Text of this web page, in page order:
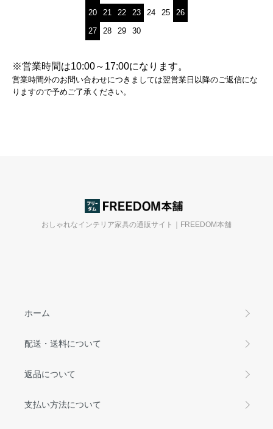
20
21 22 23 24 25
26
27
28 29 30
※営業時間は10:00～17:00になります。
営業時間外のお問い合わせにつきましては翌営業日以降のご返信にな
りますので予めご了承ください。
おしゃれなインテリア家具の通販サイト｜FREEDOM本舗
ホーム
配送・送料について
返品について
支払い方法について